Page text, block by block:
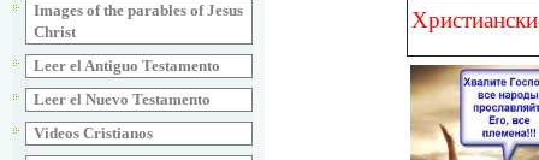
Images of the parables of Jesus
Christ
Leer el Antiguo Testamento
Leer el Nuevo Testamento
Videos Cristianos